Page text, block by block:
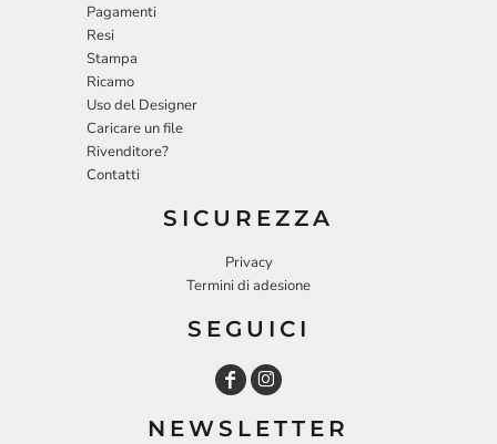
Pagamenti
Resi
Stampa
Ricamo
Uso del Designer
Caricare un file
Rivenditore?
Contatti
SICUREZZA
Privacy
Termini di adesione
SEGUICI
NEWSLETTER